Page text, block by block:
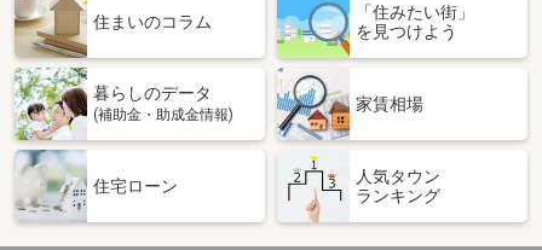
住まいのコラム
「住みたい街」
を見つけよう
暮らしのデータ
(補助金・助成金情報)
家賃相場
住宅ローン
人気タウン
ランキング